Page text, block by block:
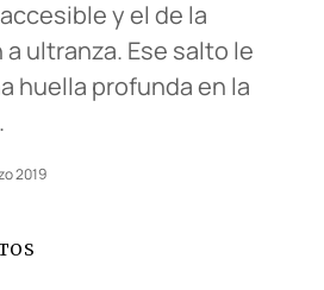
y el de la
ultranza. Ese salto le
huella profunda en la
2019